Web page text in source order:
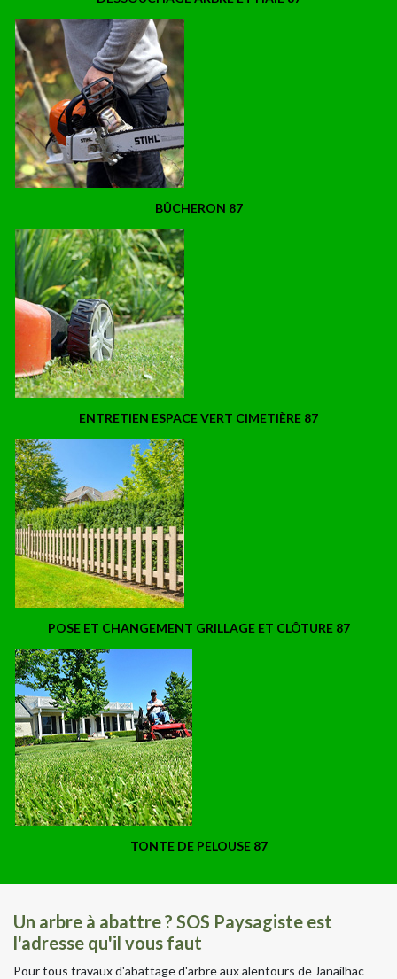
BÛCHERON 87
ENTRETIEN ESPACE VERT CIMETIÈRE 87
POSE ET CHANGEMENT GRILLAGE ET CLÔTURE 87
TONTE DE PELOUSE 87
Un arbre à abattre ? SOS Paysagiste est
l'adresse qu'il vous faut
Pour tous travaux d'abattage d'arbre aux alentours de Janailhac